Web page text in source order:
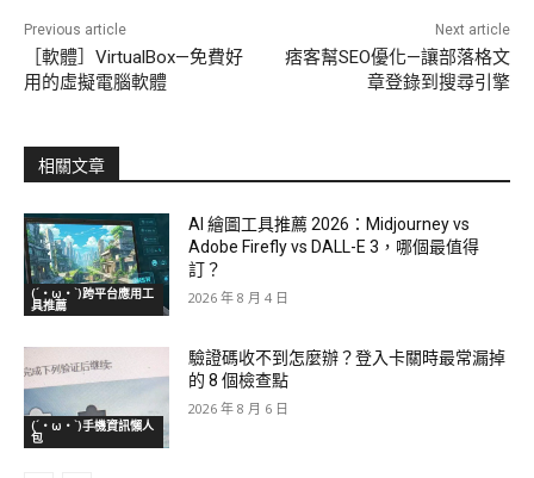
Previous article
［軟體］VirtualBox—免費好
用的虛擬電腦軟體
Next article
痞客幫SEO優化—讓部落格文
章登錄到搜尋引擎
相關文章
(´・ω・`)跨平台應用工
具推薦
AI 繪圖工具推薦 2026：Midjourney vs
Adobe Firefly vs DALL-E 3，哪個最值得
訂？
2026 年 8 月 4 日
(´・ω・`)手機資訊懶人
包
驗證碼收不到怎麼辦？登入卡關時最常漏掉
的 8 個檢查點
2026 年 8 月 6 日